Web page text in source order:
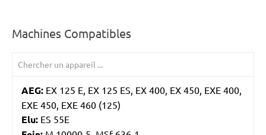
Machines Compatibles
AEG: EX 125 E, EX 125 ES, EX 400, EX 450, EXE 400,
EXE 450, EXE 460 (125)
Elu: ES 55E